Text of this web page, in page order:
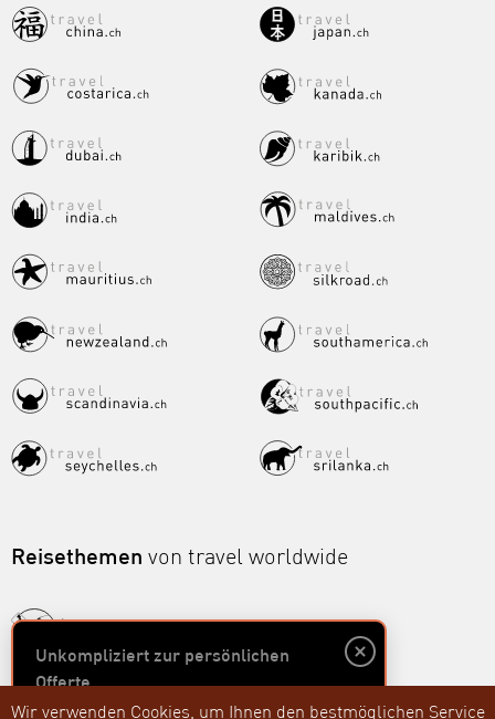
Reisethemen von travel worldwide
Wir verwenden Cookies, um Ihnen den bestmöglichen Service
Unkompliziert zur persönlichen
Offerte